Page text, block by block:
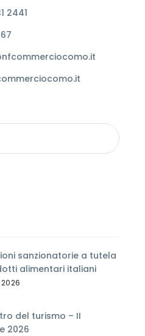
2441
sanzionatorie a tutela
alimentari italiani
del turismo – II
2026